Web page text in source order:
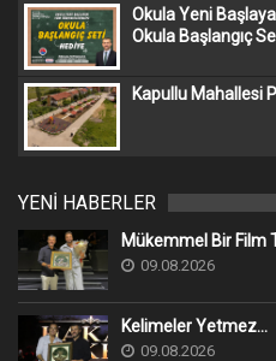
Okula Yeni
Okula Başlangıç
Kapullu Mahallesi
YENİ HABERLER
Mükemmel Bir Film
09.08.2026
Kelimeler Yetmez...
09.08.2026